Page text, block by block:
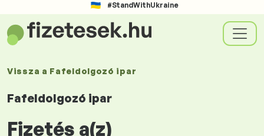
#StandWithUkraine
Vissza a Fafeldolgozó ipar
Fafeldolgozó ipar
Fizetés a(z)